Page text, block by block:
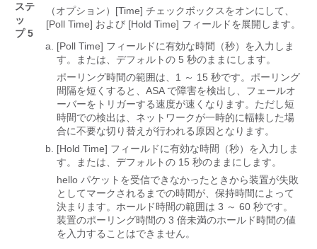
ステ
ッ
プ 5
（オプション）[Time] チェックボックスをオンにして、
[Poll Time] および [Hold Time] フィールドを展開します。
[Poll Time] フィールドに有効な時間（秒）を入力しま
す。または、デフォルトの 5 秒のままにします。
ポーリング時間の範囲は、1 ～ 15 秒です。ポーリング
間隔を短くすると、ASA で障害を検出し、フェールオ
ーバーをトリガーする速度が速くなります。ただし短
時間での検出は、ネットワークが一時的に輻輳した場
合に不要な切り替えが行われる原因となります。
[Hold Time] フィールドに有効な時間（秒）を入力しま
す。または、デフォルトの 15 秒のままにします。
hello パケットを受信できなかったときから装置が失敗
としてマークされるまでの時間が、保持時間によって
決まります。ホールド時間の範囲は 3 ～ 60 秒です。
装置のポーリング時間の 3 倍未満のホールド時間の値
を入力することはできません。